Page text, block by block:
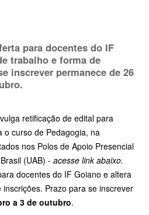
para docentes do IF
trabalho e forma de
inscrever permanece de 26
.
retificação de edital para
curso de Pedagogia, na
nos Polos de Apoio Presencial
(UAB) - acesse link abaixo.
docentes do IF Goiano e altera
Prazo para se inscrever
a 3 de outubro.